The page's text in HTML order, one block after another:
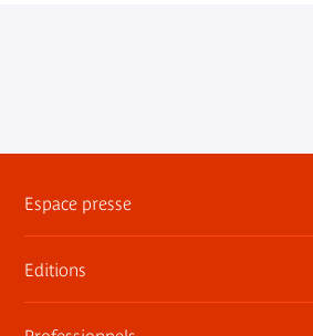
Espace presse
Dossiers, communiqués, bandes
Contact presse
Editions